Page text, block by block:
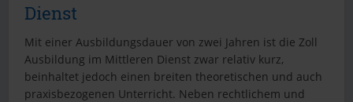
Dienst
Mit einer Ausbildungsdauer von zwei Jahren ist die Zoll
Ausbildung im Mittleren Dienst zwar relativ kurz,
beinhaltet jedoch einen breiten theoretischen und auch
praxisbezogenen Unterricht. Neben rechtlichem und